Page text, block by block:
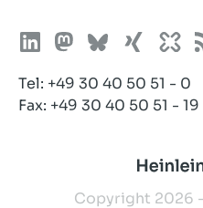
Tel: +49 30 40 50 51 - 0
Fax: +49 30 40 50 51 - 19
Copyright 2026